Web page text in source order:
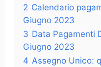
2 Calendario
Giugno 2023
3 Data Pagamenti
Giugno 2023
4 Assegno Unico: